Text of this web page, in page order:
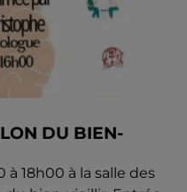
DU BIEN-
18h00 à la salle des